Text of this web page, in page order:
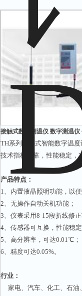
接触式数字测温仪 数字测温
TH系列便携式智能数字温
技术指标可靠，性能稳定，
产品特点：
1、内置液晶照明功能，以
2、无操作自动关机功能；
3、仪表采用8-15段折线修
4、传感器可互换，性能稳
5、高分辨率，可达0.01℃；
6、精度可达0.05%。
行业：
家电、汽车、化工、石油